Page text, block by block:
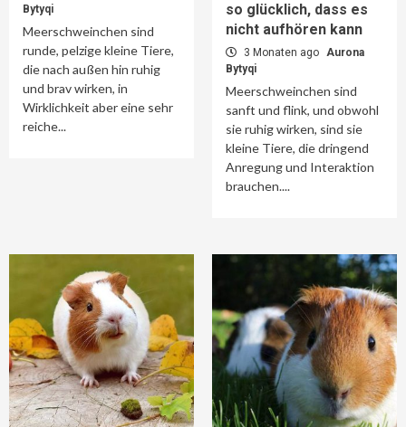
Bytyqi
Meerschweinchen sind
runde, pelzige kleine Tiere,
die nach außen hin ruhig
und brav wirken, in
Wirklichkeit aber eine sehr
reiche...
so glücklich, dass es
nicht aufhören kann
3 Monaten ago Aurona
Bytyqi
Meerschweinchen sind
sanft und flink, und obwohl
sie ruhig wirken, sind sie
kleine Tiere, die dringend
Anregung und Interaktion
brauchen....